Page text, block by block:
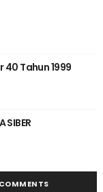
Tahun 1999
SIBER
COMMENTS